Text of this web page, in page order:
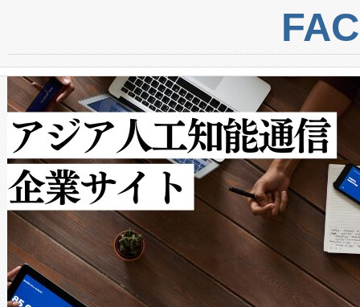
centers. Voltaiqは、ai&のAI
からシステム統合、試運転、
クルの各段階のデータを監視
[…]
トに対して約600メートルに
では、反射率10％のターゲッ
で向上し、最大検知距離は
ットだけで最大1キロメート
ルの変電所周囲を監視でき、
作業と点群処理を簡素化でき
Avia 2は、2種類のFOVオプシ
× 80°のノーマルモード、長
ードを切り替えて使用するこ